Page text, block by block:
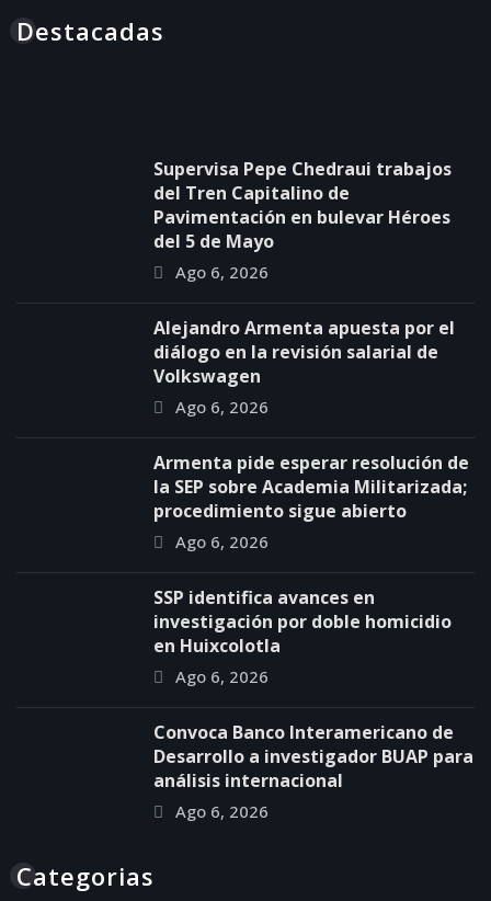
Destacadas
Supervisa Pepe Chedraui trabajos
del Tren Capitalino de
Pavimentación en bulevar Héroes
del 5 de Mayo
Ago 6, 2026
Alejandro Armenta apuesta por el
diálogo en la revisión salarial de
Volkswagen
Ago 6, 2026
Armenta pide esperar resolución de
la SEP sobre Academia Militarizada;
procedimiento sigue abierto
Ago 6, 2026
SSP identifica avances en
investigación por doble homicidio
en Huixcolotla
Ago 6, 2026
Convoca Banco Interamericano de
Desarrollo a investigador BUAP para
análisis internacional
Ago 6, 2026
Categorias